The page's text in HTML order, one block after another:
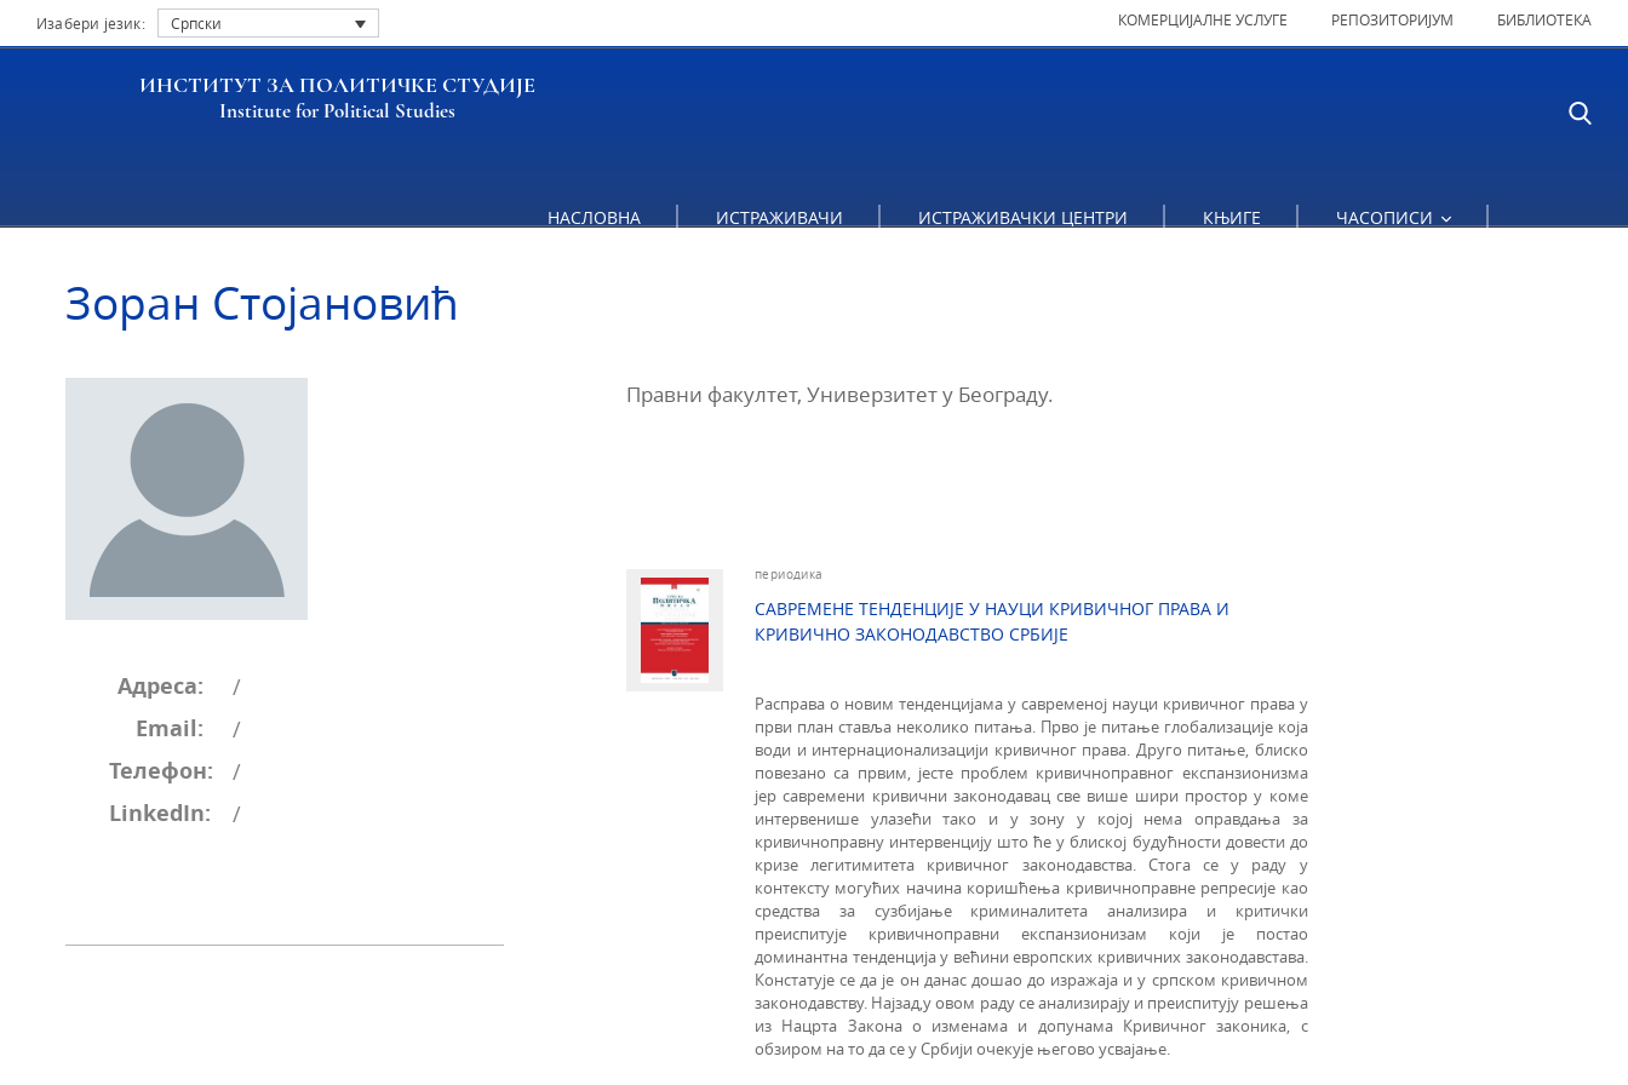
Изабери језик: Српски КОМЕРЦИЈАЛНЕ УСЛУГЕ РЕПОЗИТОРИЈУМ БИБЛИОТЕКА
ИНСТИТУТ ЗА ПОЛИТИЧКЕ СТУДИЈЕ
Institute for Political Studies
НАСЛОВНА ИСТРАЖИВАЧИ ИСТРАЖИВАЧКИ ЦЕНТРИ КЊИГЕ ЧАСОПИСИ
Зоран Стојановић
Адреса: /
Email: /
Телефон: /
LinkedIn: /
Правни факултет, Универзитет у Београду.
периодика
САВРЕМЕНЕ ТЕНДЕНЦИЈЕ У НАУЦИ КРИВИЧНОГ ПРАВА И
КРИВИЧНО ЗАКОНОДАВСТВО СРБИЈЕ
Расправа о новим тенденцијама у савременој науци кривичног права у
први план ставља неколико питања. Прво је питање глобализације која
води и интернационализацији кривичног права. Друго питање, блиско
повезано са првим, јесте проблем кривичноправног експанзионизма
јер савремени кривични законодавац све више шири простор у коме
интервенише улазећи тако и у зону у којој нема оправдања за
кривичноправну интервенцију што ће у блиској будућности довести до
кризе легитимитета кривичног законодавства. Стога се у раду у
контексту могућих начина коришћења кривичноправне репресије као
средства за сузбијање криминалитета анализира и критички
преиспитује кривичноправни експанзионизам који је постао
доминантна тенденција у већини европских кривичних законодавстава.
Констатује се да је он данас дошао до изражаја и у српском кривичном
законодавству. Најзад,у овом раду се анализирају и преиспитују решења
из Нацрта Закона о изменама и допунама Кривичног законика, с
обзиром на то да се у Србији очекује његово усвајање.